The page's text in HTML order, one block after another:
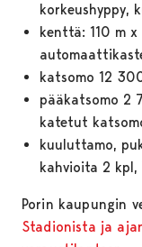
korkeushyppy,
kenttä: 110 m
katsomo 12
pääkatsomo 2
katetut
kuuluttamo,
kahvioita 2
Porin kaupungin
Stadionista ja